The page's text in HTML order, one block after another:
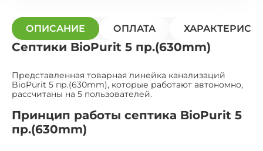
ОПИСАНИЕ ОПЛАТА
Септики BioPurit 5 пр.(630mm)
Представленная товарная линейка канализаций
BioPurit 5 пр.(630mm), которые работают автономно,
рассчитаны на 5 пользователей.
Принцип работы септика BioPurit 5
пр.(630mm)